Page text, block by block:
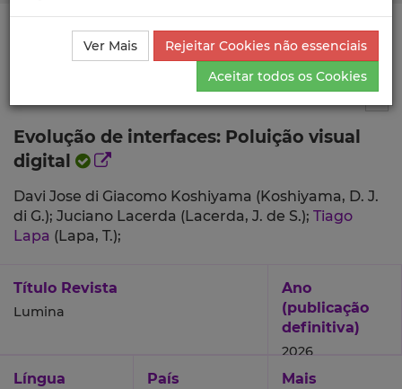
Ciência_Iscte Publicações
Descrição Detalhada da
Publicação
Evolução de interfaces: Poluição visual
digital
Davi Jose di Giacomo Koshiyama (Koshiyama, D. J.
di G.); Juciano Lacerda (Lacerda, J. de S.); Tiago
Lapa (Lapa, T.);
Título Revista
Lumina
Ano
(publicação
definitiva)
2026
Língua País
Mais
Ver Mais
Rejeitar Cookies não essenciais
Aceitar todos os Cookies